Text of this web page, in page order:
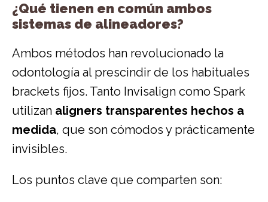
¿Qué tienen en común ambos
sistemas de alineadores?
Ambos métodos han revolucionado la
odontología al prescindir de los habituales
brackets fijos. Tanto Invisalign como Spark
utilizan aligners transparentes hechos a
medida, que son cómodos y prácticamente
invisibles.
Los puntos clave que comparten son: